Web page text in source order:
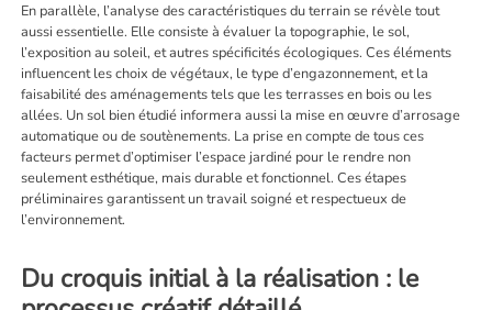
En parallèle, l’analyse des caractéristiques du terrain se révèle tout
aussi essentielle. Elle consiste à évaluer la topographie, le sol,
l’exposition au soleil, et autres spécificités écologiques. Ces éléments
influencent les choix de végétaux, le type d’engazonnement, et la
faisabilité des aménagements tels que les terrasses en bois ou les
allées. Un sol bien étudié informera aussi la mise en œuvre d’arrosage
automatique ou de soutènements. La prise en compte de tous ces
facteurs permet d’optimiser l’espace jardiné pour le rendre non
seulement esthétique, mais durable et fonctionnel. Ces étapes
préliminaires garantissent un travail soigné et respectueux de
l’environnement.
Du croquis initial à la réalisation : le